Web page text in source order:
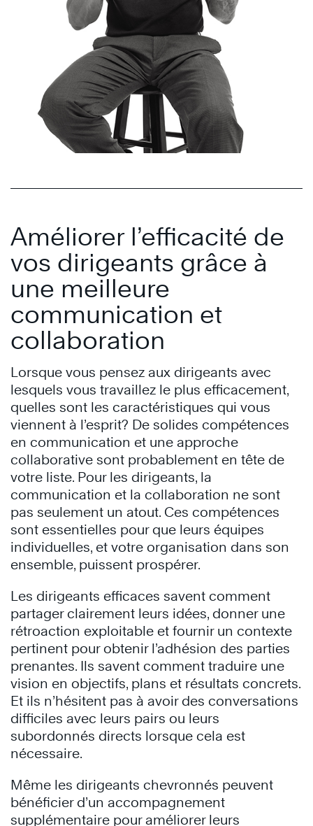
Améliorer l’efficacité de
vos dirigeants grâce à
une meilleure
communication et
collaboration
Lorsque vous pensez aux dirigeants avec
lesquels vous travaillez le plus efficacement,
quelles sont les caractéristiques qui vous
viennent à l’esprit? De solides compétences
en communication et une approche
collaborative sont probablement en tête de
votre liste. Pour les dirigeants, la
communication et la collaboration ne sont
pas seulement un atout. Ces compétences
sont essentielles pour que leurs équipes
individuelles, et votre organisation dans son
ensemble, puissent prospérer.
Les dirigeants efficaces savent comment
partager clairement leurs idées, donner une
rétroaction exploitable et fournir un contexte
pertinent pour obtenir l’adhésion des parties
prenantes. Ils savent comment traduire une
vision en objectifs, plans et résultats concrets.
Et ils n’hésitent pas à avoir des conversations
difficiles avec leurs pairs ou leurs
subordonnés directs lorsque cela est
nécessaire.
Même les dirigeants chevronnés peuvent
bénéficier d’un accompagnement
supplémentaire pour améliorer leurs